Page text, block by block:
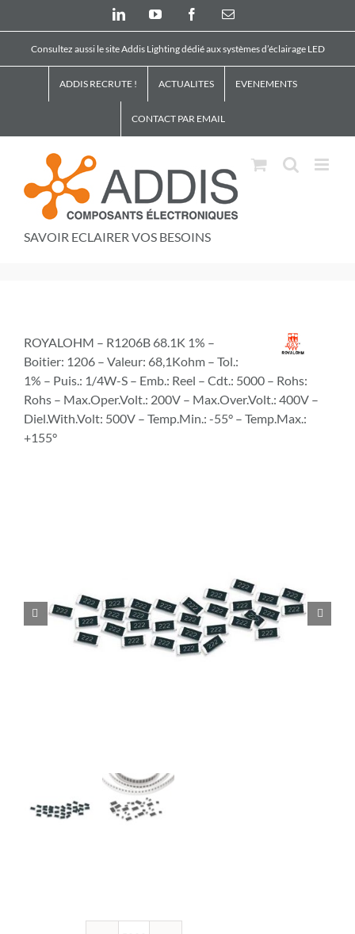
LinkedInYouTube FacebookEmail
Consultez aussi le site Addis Lighting dédié aux systèmes d’éclairage LED
ADDIS RECRUTE ! ACTUALITES EVENEMENTS
CONTACT PAR EMAIL
SAVOIR ECLAIRER VOS BESOINS
ROYALOHM – R1206B 68.1K 1% –
Boitier: 1206 – Valeur: 68,1Kohm – Tol.:
1% – Puis.: 1/4W-S – Emb.: Reel – Cdt.: 5000 – Rohs:
Rohs – Max.Oper.Volt.: 200V – Max.Over.Volt.: 400V –
Diel.With.Volt: 500V – Temp.Min.: -55° – Temp.Max.:
+155°
 